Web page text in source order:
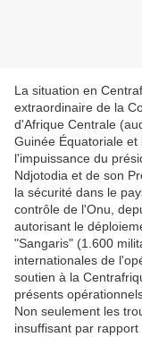
La situation en
extraordinaire de la
d'Afrique Centrale
Guinée Équatoriale
l'impuissance du
Ndjotodia et de son
la sécurité dans le
contrôle de l'Onu,
autorisant le
"Sangaris" (1.600
internationales de
soutien à la
présents
Non seulement les
insuffisant par